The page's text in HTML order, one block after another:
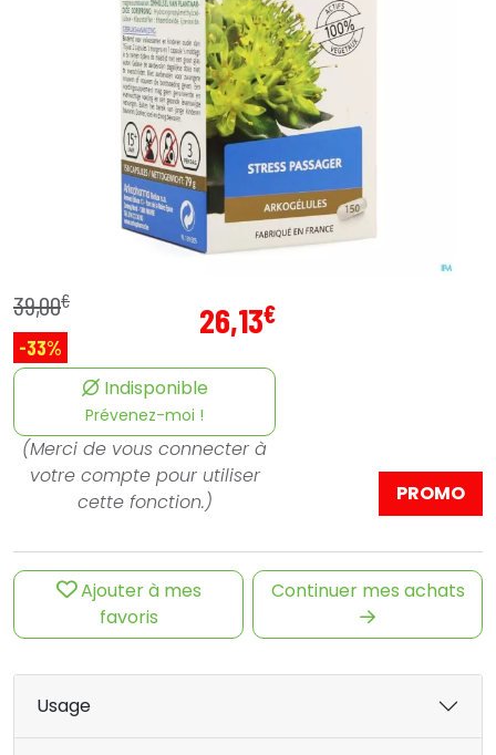
39,00€
-33%
26,13€
Indisponible
Prévenez-moi !
(Merci de vous connecter à
votre compte pour utiliser
cette fonction.)
PROMO
Ajouter à mes
favoris
Continuer mes achats
Usage